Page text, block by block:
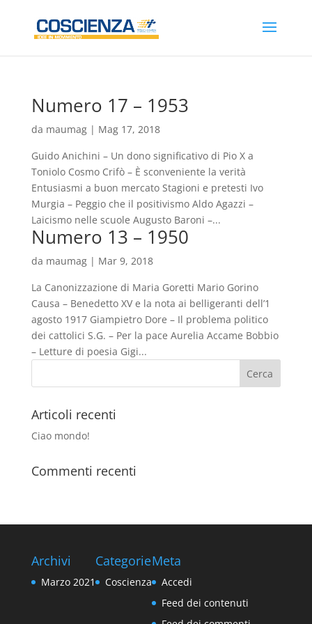
Numero 17 – 1953
da maumag| Mag 17, 2018
Guido Anichini – Un dono significativo di Pio X a
Toniolo Cosmo Crifò – È sconveniente la verità
Entusiasmi a buon mercato Stagioni e pretesti Ivo
Murgia – Peggio che il positivismo Aldo Agazzi –
Laicismo nelle scuole Augusto Baroni –...
Numero 13 – 1950
da maumag| Mar 9, 2018
La Canonizzazione di Maria Goretti Mario Gorino
Causa – Benedetto XV e la nota ai belligeranti dell’1
agosto 1917 Giampietro Dore – Il problema politico
dei cattolici S.G. – Per la pace Aurelia Accame Bobbio
– Letture di poesia Gigi...
Articoli recenti
Ciao mondo!
Commenti recenti
Archivi
Marzo 2021
Categorie
Coscienza
Meta
Accedi
Feed dei contenuti